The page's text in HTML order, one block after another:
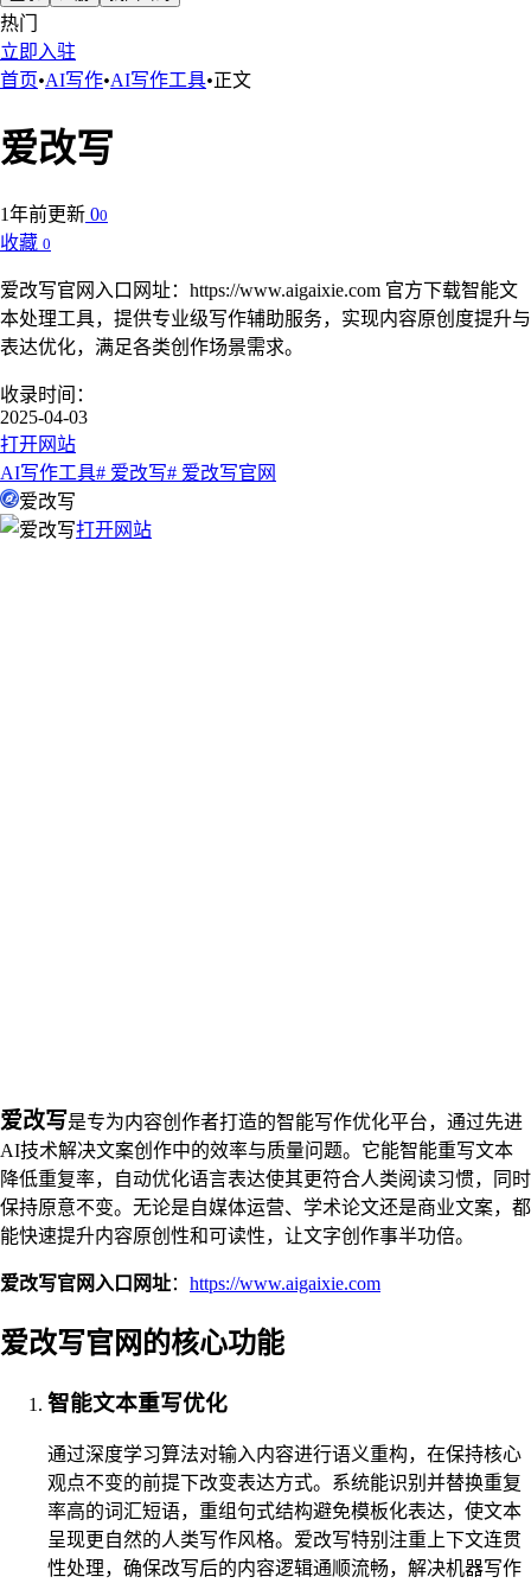
热门
立即入驻
首页•AI写作•AI写作工具•正文
爱改写
1年前更新 00
收藏 0
爱改写官网入口网址：https://www.aigaixie.com 官方下载智能文
本处理工具，提供专业级写作辅助服务，实现内容原创度提升与
表达优化，满足各类创作场景需求。
收录时间：
2025-04-03
打开网站
AI写作工具# 爱改写# 爱改写官网
爱改写
打开网站
爱改写是专为内容创作者打造的智能写作优化平台，通过先进
AI技术解决文案创作中的效率与质量问题。它能智能重写文本
降低重复率，自动优化语言表达使其更符合人类阅读习惯，同时
保持原意不变。无论是自媒体运营、学术论文还是商业文案，都
能快速提升内容原创性和可读性，让文字创作事半功倍。
爱改写官网入口网址： https://www.aigaixie.com
爱改写官网的核心功能
智能文本重写优化
通过深度学习算法对输入内容进行语义重构，在保持核心
观点不变的前提下改变表达方式。系统能识别并替换重复
率高的词汇短语，重组句式结构避免模板化表达，使文本
呈现更自然的人类写作风格。爱改写特别注重上下文连贯
性处理，确保改写后的内容逻辑通顺流畅，解决机器写作